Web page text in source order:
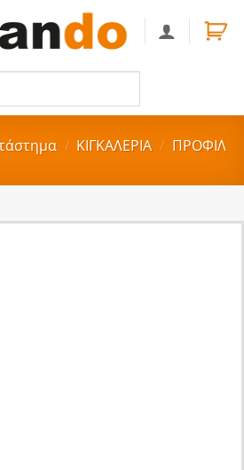
/ ΚΙΓΚΑΛΕΡΙΑ / ΠΡΟΦΙΛ